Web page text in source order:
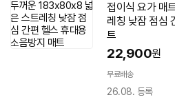
접이식 요가 매
레칭 낮잠 점심
트
22,900원
무료배송
26.08. 등록